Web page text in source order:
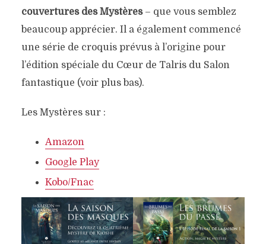
couvertures des Mystères– que vous semblez
beaucoup apprécier. Il a également commencé
une série de croquis prévus à l’origine pour
l’édition spéciale du Cœur de Talris du Salon
fantastique (voir plus bas).
Les Mystères sur :
Amazon
Google Play
Kobo/Fnac